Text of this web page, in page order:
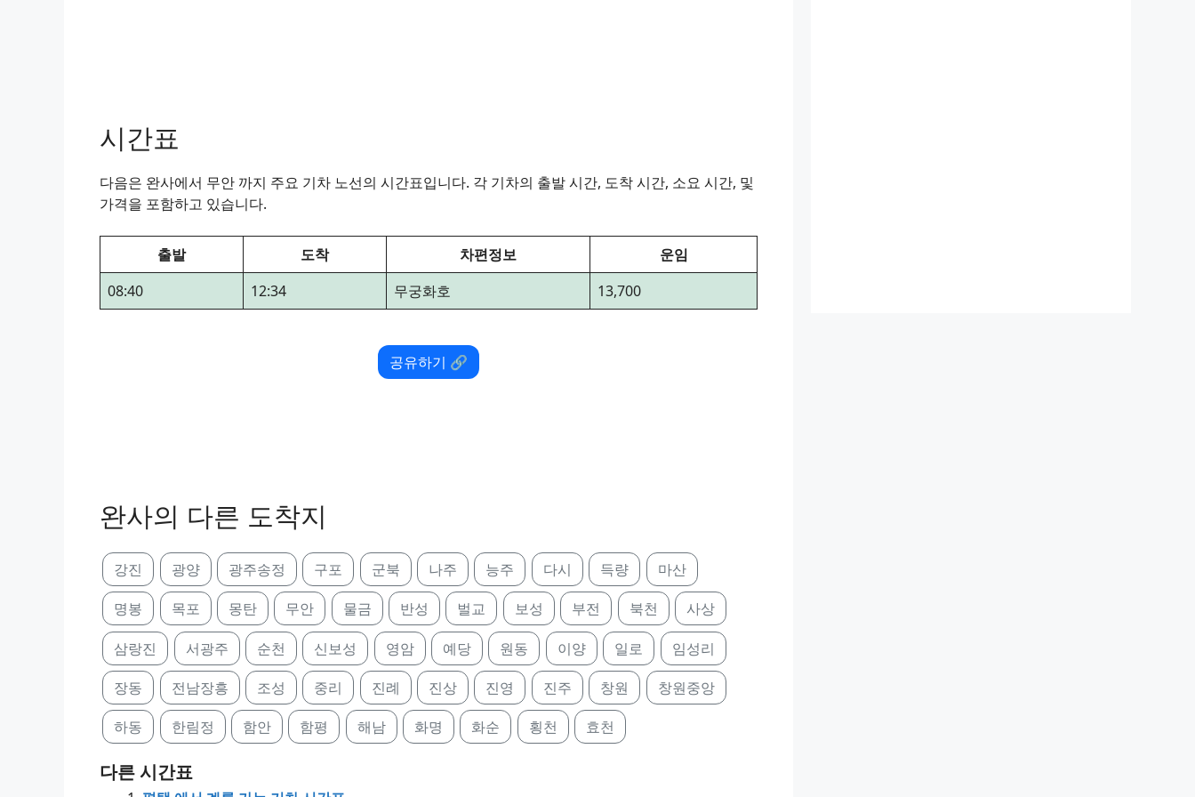
시간표
다음은 완사에서 무안 까지 주요 기차 노선의 시간표입니다. 각 기차의 출발 시간, 도착 시간, 소요 시간, 및
가격을 포함하고 있습니다.
출발 도착 차편정보
운임
08:40
12:34 무궁화호 13,700
공유하기 🔗
완사의 다른 도착지
강진 광양 광주송정 구포 군북 나주 능주 다시 득량 마산
명봉 목포 몽탄 무안 물금 반성 벌교 보성 부전 북천 사상
삼랑진 서광주 순천 신보성 영암 예당 원동 이양 일로 임성리
장동 전남장흥 조성 중리 진례 진상 진영 진주 창원 창원중앙
하동 한림정 함안 함평 해남 화명 화순 횡천 효천
다른 시간표